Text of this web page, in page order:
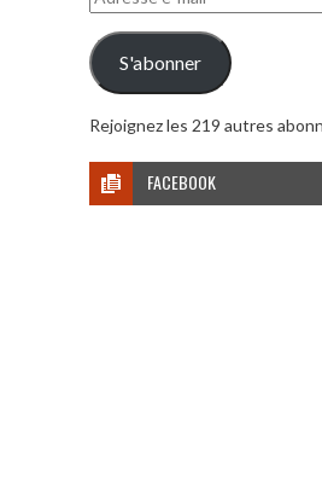
e-
mail
S'abonner
Rejoignez les 219 autres
FACEBOOK